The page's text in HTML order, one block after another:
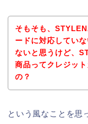
そもそも、
ードに対応してい
ないと思うけど、
商品ってクレジッ
の？
という風なことを思